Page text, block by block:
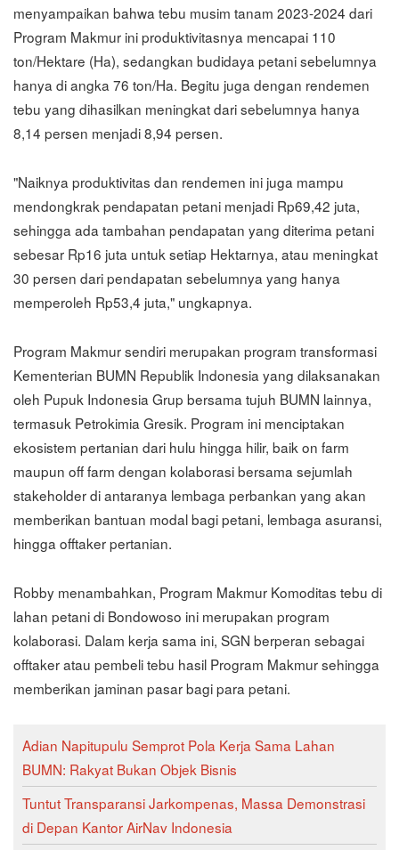
menyampaikan bahwa tebu musim tanam 2023-2024 dari
Program Makmur ini produktivitasnya mencapai 110
ton/Hektare (Ha), sedangkan budidaya petani sebelumnya
hanya di angka 76 ton/Ha. Begitu juga dengan rendemen
tebu yang dihasilkan meningkat dari sebelumnya hanya
8,14 persen menjadi 8,94 persen.
"Naiknya produktivitas dan rendemen ini juga mampu
mendongkrak pendapatan petani menjadi Rp69,42 juta,
sehingga ada tambahan pendapatan yang diterima petani
sebesar Rp16 juta untuk setiap Hektarnya, atau meningkat
30 persen dari pendapatan sebelumnya yang hanya
memperoleh Rp53,4 juta," ungkapnya.
Program Makmur sendiri merupakan program transformasi
Kementerian BUMN Republik Indonesia yang dilaksanakan
oleh Pupuk Indonesia Grup bersama tujuh BUMN lainnya,
termasuk Petrokimia Gresik. Program ini menciptakan
ekosistem pertanian dari hulu hingga hilir, baik on farm
maupun off farm dengan kolaborasi bersama sejumlah
stakeholder di antaranya lembaga perbankan yang akan
memberikan bantuan modal bagi petani, lembaga asuransi,
hingga offtaker pertanian.
Robby menambahkan, Program Makmur Komoditas tebu di
lahan petani di Bondowoso ini merupakan program
kolaborasi. Dalam kerja sama ini, SGN berperan sebagai
offtaker atau pembeli tebu hasil Program Makmur sehingga
memberikan jaminan pasar bagi para petani.
Adian Napitupulu Semprot Pola Kerja Sama Lahan
BUMN: Rakyat Bukan Objek Bisnis
Tuntut Transparansi Jarkompenas, Massa Demonstrasi
di Depan Kantor AirNav Indonesia